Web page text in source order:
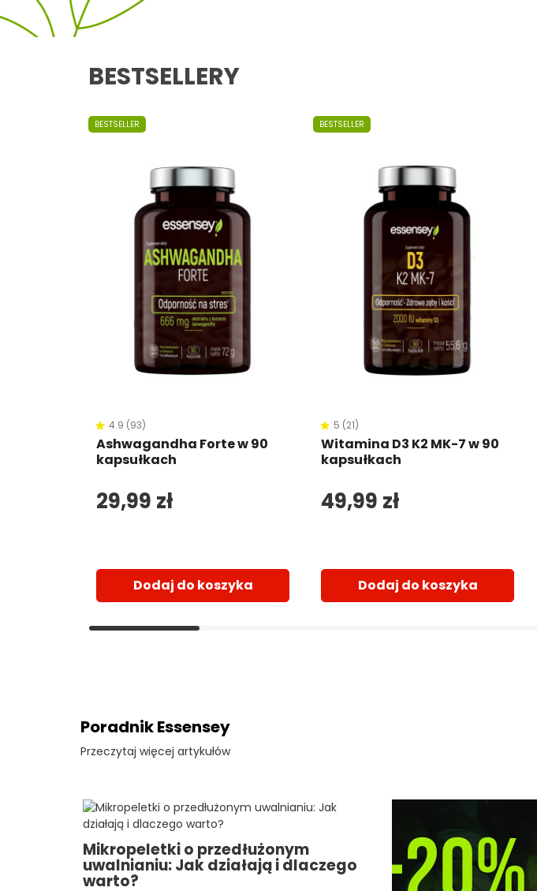
BESTSELLERY
BESTSELLER
4.9 (93)
Ashwagandha Forte w 90
kapsułkach
29,99 zł
Dodaj do koszyka
BESTSELLER
5 (21)
Witamina D3 K2 MK-7 w 90
kapsułkach
49,99 zł
Dodaj do koszyka
Poradnik Essensey
Przeczytaj więcej artykułów
Mikropeletki o przedłużonym
uwalnianiu: Jak działają i dlaczego
warto?